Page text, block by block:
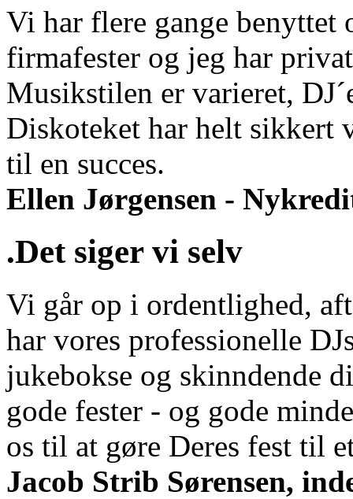
Vi har flere gange benyttet
firmafester og jeg har
Musikstilen er varieret,
Diskoteket har helt sikkert
til en succes.
Ellen Jørgensen -
.Det siger vi selv
Vi går op i ordentlighed,
har vores professionelle
jukebokse og skinndende
gode fester - og gode
os til at gøre Deres fest til
Jacob Strib Sørensen,